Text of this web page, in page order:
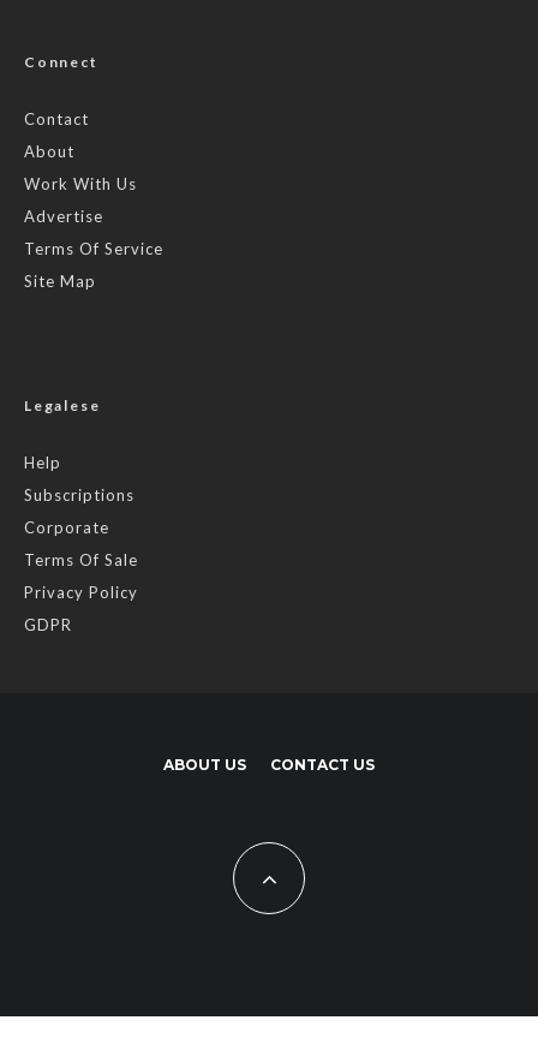
Connect
Contact
About
Work With Us
Advertise
Terms Of Service
Site Map
Legalese
Help
Subscriptions
Corporate
Terms Of Sale
Privacy Policy
GDPR
ABOUT US CONTACT US